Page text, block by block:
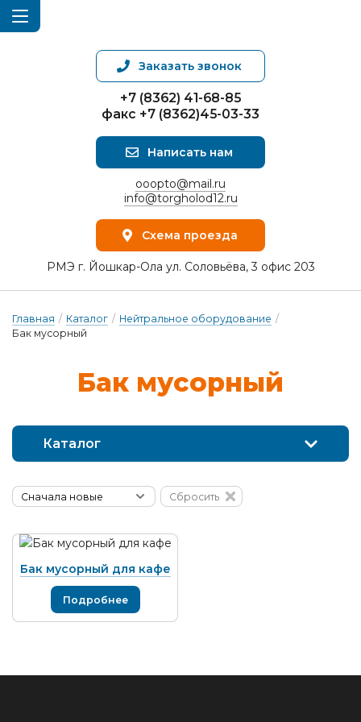
Заказать звонок
+7 (8362) 41-68-85
факс +7 (8362)45-03-33
Написать нам
ooopto@mail.ru
info@torgholod12.ru
Схема проезда
РМЭ г. Йошкар-Ола ул. Соловьёва, 3 офис 203
Главная / Каталог / Нейтральное оборудование /
Бак мусорный
Бак му­сор­ный
Каталог
Сбросить
Бак мусорный для кафе
Подробнее